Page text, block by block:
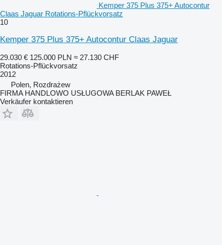
Kemper 375 Plus 375+ Autocontur
Claas Jaguar Rotations-Pflückvorsatz
10
Kemper 375 Plus 375+ Autocontur Claas Jaguar
29.030 € 125.000 PLN ≈ 27.130 CHF
Rotations-Pflückvorsatz
2012
Polen, Rozdrażew
FIRMA HANDLOWO USŁUGOWA BERLAK PAWEŁ
Verkäufer kontaktieren